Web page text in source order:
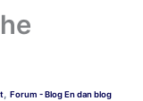
, Forum - Blog En dan blog